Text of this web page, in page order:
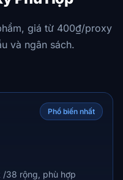
giá từ 400₫/proxy
và ngân sách.
Phổ biến nhất
/38 rộng, phù hợp